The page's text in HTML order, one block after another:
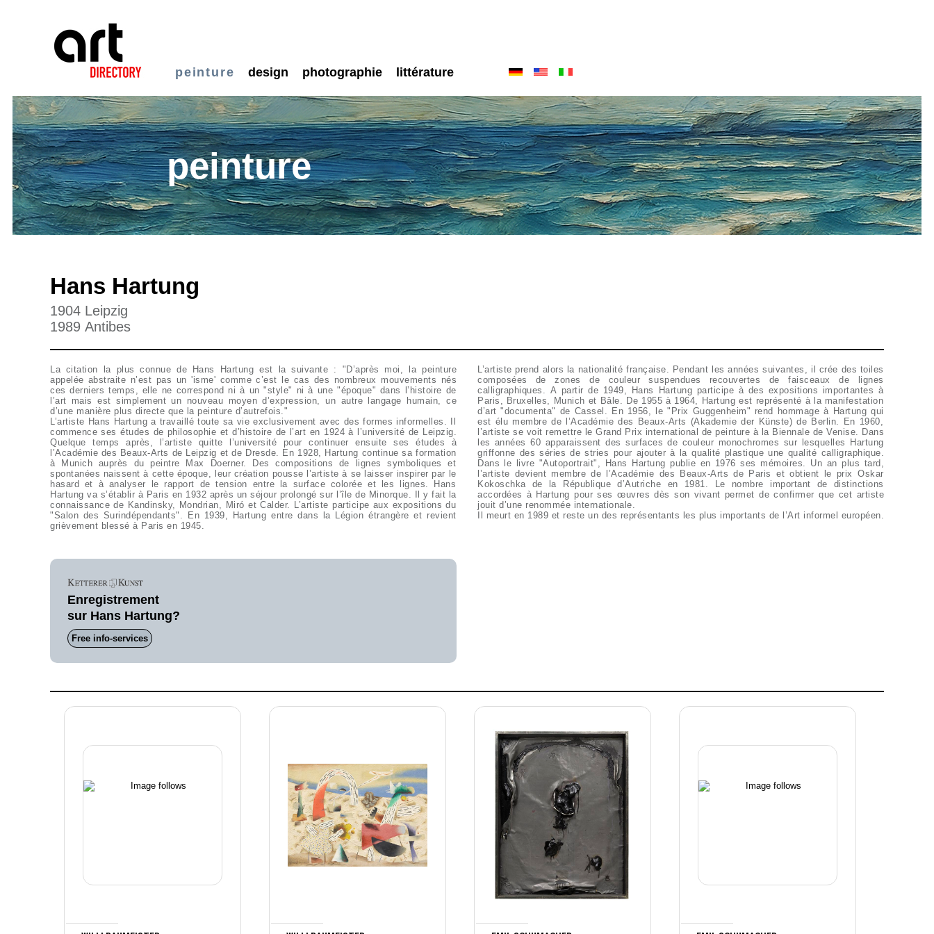
peinture design photographie littérature
peinture
Hans Hartung
1904 Leipzig
1989 Antibes
La citation la plus connue de Hans Hartung est la suivante : "D’après moi, la peinture
appelée abstraite n’est pas un 'isme' comme c’est le cas des nombreux mouvements nés
ces derniers temps, elle ne correspond ni à un "style" ni à une "époque" dans l’histoire de
l’art mais est simplement un nouveau moyen d’expression, un autre langage humain, ce
d’une manière plus directe que la peinture d’autrefois."
L’artiste Hans Hartung a travaillé toute sa vie exclusivement avec des formes informelles. Il
commence ses études de philosophie et d’histoire de l’art en 1924 à l’université de Leipzig.
Quelque temps après, l’artiste quitte l’université pour continuer ensuite ses études à
l’Académie des Beaux-Arts de Leipzig et de Dresde. En 1928, Hartung continue sa formation
à Munich auprès du peintre Max Doerner. Des compositions de lignes symboliques et
spontanées naissent à cette époque, leur création pousse l’artiste à se laisser inspirer par le
hasard et à analyser le rapport de tension entre la surface colorée et les lignes. Hans
Hartung va s’établir à Paris en 1932 après un séjour prolongé sur l’île de Minorque. Il y fait la
connaissance de Kandinsky, Mondrian, Miró et Calder. L’artiste participe aux expositions du
"Salon des Surindépendants". En 1939, Hartung entre dans la Légion étrangère et revient
grièvement blessé à Paris en 1945.
L’artiste prend alors la nationalité française. Pendant les années suivantes, il crée des toiles
composées de zones de couleur suspendues recouvertes de faisceaux de lignes
calligraphiques. A partir de 1949, Hans Hartung participe à des expositions importantes à
Paris, Bruxelles, Munich et Bâle. De 1955 à 1964, Hartung est représenté à la manifestation
d’art "documenta" de Cassel. En 1956, le "Prix Guggenheim" rend hommage à Hartung qui
est élu membre de l’Académie des Beaux-Arts (Akademie der Künste) de Berlin. En 1960,
l’artiste se voit remettre le Grand Prix international de peinture à la Biennale de Venise. Dans
les années 60 apparaissent des surfaces de couleur monochromes sur lesquelles Hartung
griffonne des séries de stries pour ajouter à la qualité plastique une qualité calligraphique.
Dans le livre "Autoportrait", Hans Hartung publie en 1976 ses mémoires. Un an plus tard,
l’artiste devient membre de l’Académie des Beaux-Arts de Paris et obtient le prix Oskar
Kokoschka de la République d’Autriche en 1981. Le nombre important de distinctions
accordées à Hartung pour ses œuvres dès son vivant permet de confirmer que cet artiste
jouit d’une renommée internationale.
Il meurt en 1989 et reste un des représentants les plus importants de l’Art informel européen.
Enregistrement
sur Hans Hartung?
Free info-services